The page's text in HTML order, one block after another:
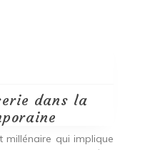
dans la
millénaire qui implique